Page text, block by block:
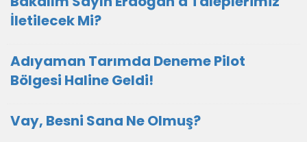
İletilecek Mi?
Adıyaman Tarımda Deneme Pilot
Bölgesi Haline Geldi!
Vay, Besni Sana Ne Olmuş?